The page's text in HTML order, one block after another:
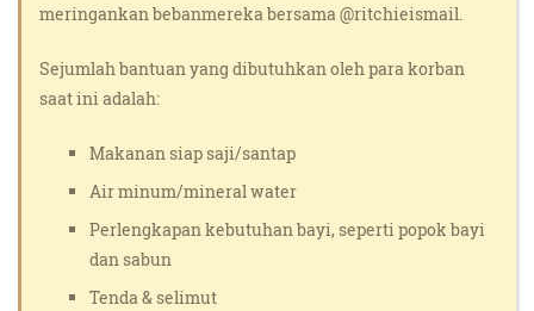
meringankan bebanmereka bersama @ritchieismail.
Sejumlah bantuan yang dibutuhkan oleh para korban
saat ini adalah:
Makanan siap saji/santap
Air minum/mineral water
Perlengkapan kebutuhan bayi, seperti popok bayi
dan sabun
Tenda & selimut